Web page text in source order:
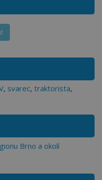
, svarec, traktorista,
Brno a okolí